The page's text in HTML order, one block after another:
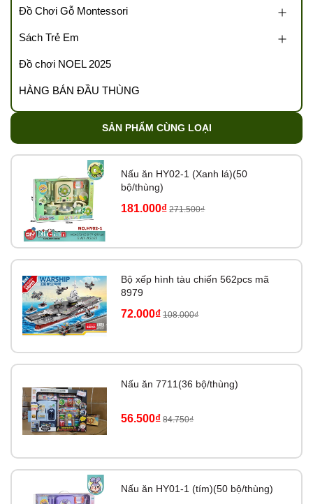
Đồ Chơi Gỗ Montessori
Sách Trẻ Em
Đồ chơi NOEL 2025
HÀNG BÁN ĐẦU THÙNG
SẢN PHẨM CÙNG LOẠI
Nấu ăn HY02-1 (Xanh lá)(50
bộ/thùng)
181.000₫ 271.500₫
Bộ xếp hình tàu chiến 562pcs mã
8979
72.000₫ 108.000₫
Nấu ăn 7711(36 bộ/thùng)
56.500₫ 84.750₫
Nấu ăn HY01-1 (tím)(50 bộ/thùng)